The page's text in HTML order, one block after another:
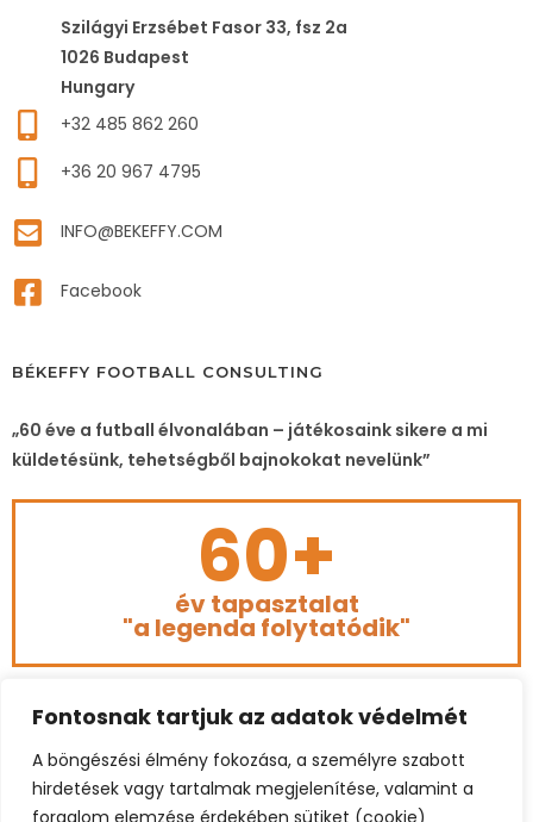
Fontosnak tartjuk az adatok védelmét
A böngészési élmény fokozása, a személyre szabott
hirdetések vagy tartalmak megjelenítése, valamint a
forgalom elemzése érdekében sütiket (cookie)
Szilágyi Erzsébet Fasor 33, fsz 2a
1026 Budapest
Hungary
+32 485 862 260
+36 20 967 4795
INFO@BEKEFFY.COM
Facebook
BÉKEFFY FOOTBALL CONSULTING
„60 éve a futball élvonalában – játékosaink sikere a mi
küldetésünk, tehetségből bajnokokat nevelünk”
60+
év tapasztalat
"a legenda folytatódik"